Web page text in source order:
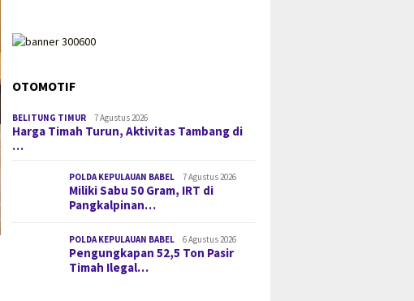
OTOMOTIF
BELITUNG TIMUR 7 Agustus 2026
Harga Timah Turun, Aktivitas Tambang di
…
POLDA KEPULAUAN BABEL 7 Agustus 2026
Miliki Sabu 50 Gram, IRT di
Pangkalpinan…
POLDA KEPULAUAN BABEL 6 Agustus 2026
Pengungkapan 52,5 Ton Pasir
Timah Ilegal…